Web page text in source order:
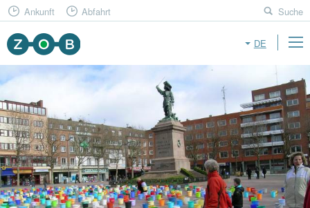
DE
Ankunft Abfahrt Suche